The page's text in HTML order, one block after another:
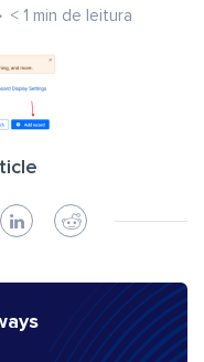
< 1 min de leitura